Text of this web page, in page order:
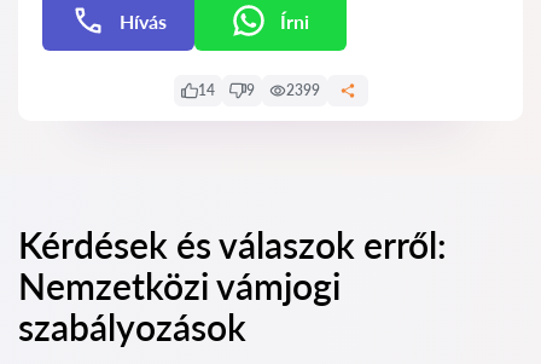
Hívás Írni
14 9 2399
Kérdések és válaszok erről:
Nemzetközi vámjogi
szabályozások